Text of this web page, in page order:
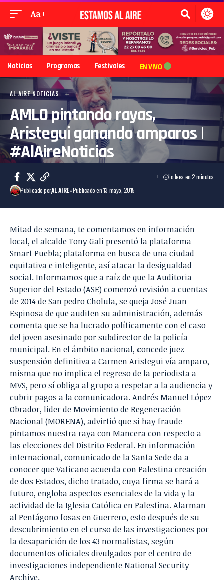
Aa
Noticias Programas Festivales EN VIVO
AL AIRE NOTICIAS
AMLO pintando rayas,
Aristegui ganando amparos |
#AlAireNoticias
Publicado porAL AIRE Publicado en 13 mayo, 2015
Lo lees en 2 minutos
Mitad de semana, te comentamos en información
local, el alcalde Tony Gali presentó la plataforma
Smart Puebla; plataformaen busca deuna ciudad
equitativa e inteligente, así atacar la desigualdad
social. Informamos que a raíz de que la Auditoria
Superior del Estado (ASE) comenzó revisión a cuentas
de 2014 de San pedro Cholula, se queja José Juan
Espinosa de que auditen su administración, además
comenta que se ha lucrado políticamente con el caso
del joven asesinado por subdirector de la policía
municipal. En el ámbito nacional, concede juez
suspensión definitiva a Carmen Aristeguivía amparo,
misma que no implica el regreso de la periodista a
MVS, pero sí obliga al grupo a respetar a la audiencia y
cubrir pagos a la comunicadora. Andrés Manuel López
Obrador, lider de Movimiento de Regeneración
Nacional (MORENA), advirtió quesi hay fraude
pintamos nuestra raya con Manceracon respecto a
las elecciones del Distrito Federal. En información
internacional, comunicado de la Santa Sede da a
conocer queVaticano acuerda con Palestina creación
de dos Estados, dicho tratado, cuya firma se hará a
futuro, engloba aspectos esenciales de la vida y la
actividad de la Iglesia Católica en Palestina.Alarman
al Pentágono fosas en Guerrero, esto después de su
descubrimiento en el curso de las investigaciones por
la desaparición de los 43 normalistas, según
documentos oficiales divulgados por el centro de
investigaciones independiente National Security
Archive.